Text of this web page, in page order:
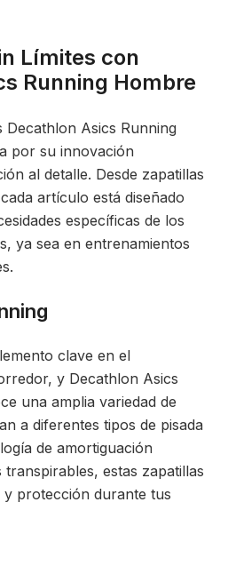
Límites con
Running Hombre
Decathlon Asics Running
por su innovación
al detalle. Desde zapatillas
artículo está diseñado
específicas de los
ya sea en entrenamientos
clave en el
y Decathlon Asics
una amplia variedad de
a diferentes tipos de pisada
de amortiguación
estas zapatillas
y protección durante tus